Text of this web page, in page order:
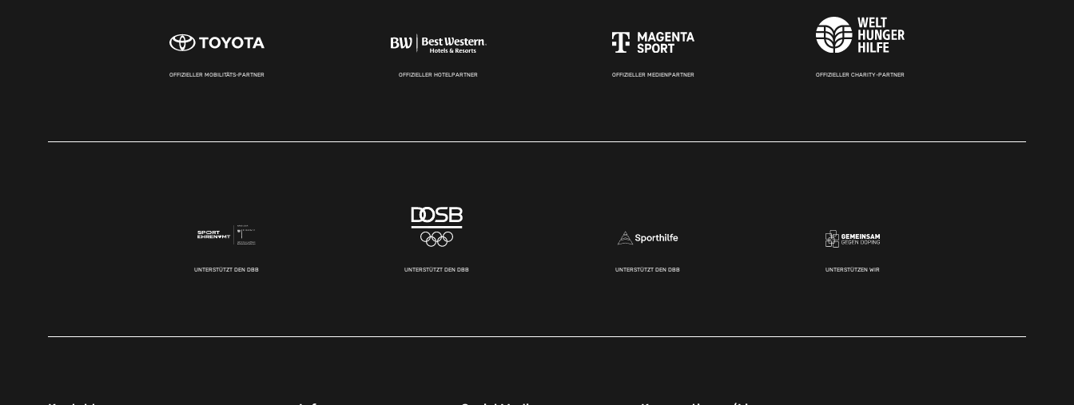
OFFIZIELLER MOBILITÄTS-PARTNER OFFIZIELLER HOTELPARTNER OFFIZIELLER MEDIENPARTNER OFFIZIELLER CHARITY-PARTNER
UNTERSTÜTZT DEN DBB UNTERSTÜTZT DEN DBB UNTERSTÜTZT DEN DBB UNTERSTÜTZEN WIR